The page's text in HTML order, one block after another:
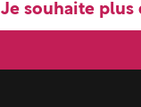
Je souhaite plus